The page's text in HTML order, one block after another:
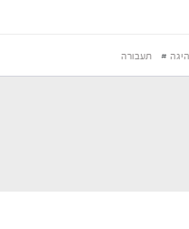
# תעבורה